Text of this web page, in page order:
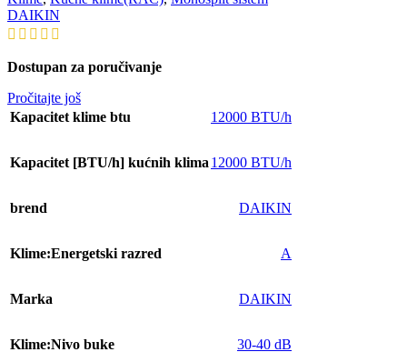
DAIKIN
Dostupan za poručivanje
Pročitajte još
Kapacitet klime btu
12000 BTU/h
Kapacitet [BTU/h] kućnih klima 12000 BTU/h
brend DAIKIN
Klime:Energetski razred A
Marka DAIKIN
Klime:Nivo buke 30-40 dB